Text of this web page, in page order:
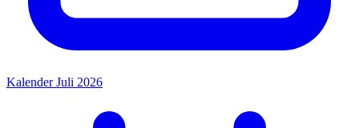
Kalender Juli 2026